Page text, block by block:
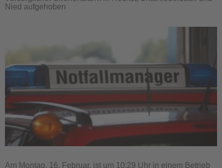
Anfahrt
Nied aufgehoben
Am Montag, 16. Februar, ist um 10:29 Uhr in einem Betrieb